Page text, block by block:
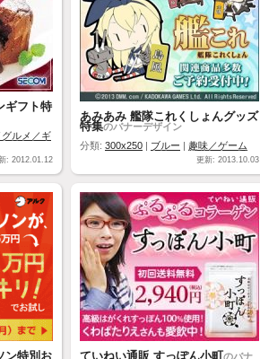
ギフト特
グルメ／ギ
: 2012.01.12
あみあみ 艦隊これくしょんグッズ
特集のバナーデザイン
分類: 300x250 | ブルー | 趣味／ゲーム
更新: 2013.10.03
ン特別お ていねい通販 すっぽん小町のバナ